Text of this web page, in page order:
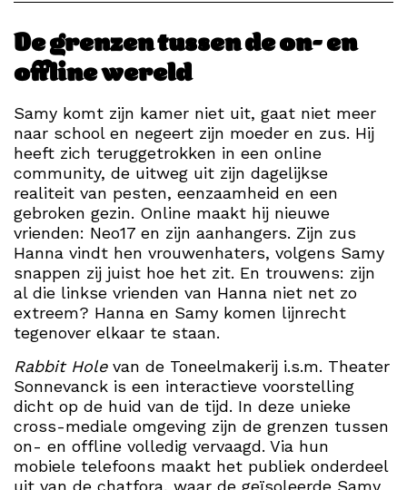
De grenzen tussen de on- en
offline wereld
Samy komt zijn kamer niet uit, gaat niet meer
naar school en negeert zijn moeder en zus. Hij
heeft zich teruggetrokken in een online
community, de uitweg uit zijn dagelijkse
realiteit van pesten, eenzaamheid en een
gebroken gezin. Online maakt hij nieuwe
vrienden: Neo17 en zijn aanhangers. Zijn zus
Hanna vindt hen vrouwenhaters, volgens Samy
snappen zij juist hoe het zit. En trouwens: zijn
al die linkse vrienden van Hanna niet net zo
extreem? Hanna en Samy komen lijnrecht
tegenover elkaar te staan.
Rabbit Holevan de Toneelmakerij i.s.m. Theater
Sonnevanck is een interactieve voorstelling
dicht op de huid van de tijd. In deze unieke
cross-mediale omgeving zijn de grenzen tussen
on- en offline volledig vervaagd. Via hun
mobiele telefoons maakt het publiek onderdeel